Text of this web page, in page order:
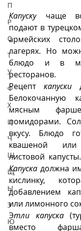
П
Р
С
Т
У
Ф
Х
Ц
Ч
Ш
Щ
Ы
Э
Ю
Капуску чаще
подают в
армейских
лагерях. Но
блюдо и в
ресторанов.
Рецепт капуски
Белокочанную
мясным
помидорами.
вкусу. Блюдо
квашеной или
листовой  капусты.
Капуска должна
кислинку,
добавлением
или лимонного
Этли капуска
вместо